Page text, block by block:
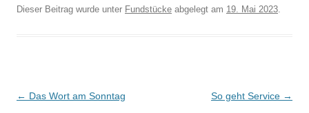
Dieser Beitrag wurde unter Fundstücke abgelegt am 19. Mai 2023.
Beitrags-
← Das Wort am Sonntag So geht Service →